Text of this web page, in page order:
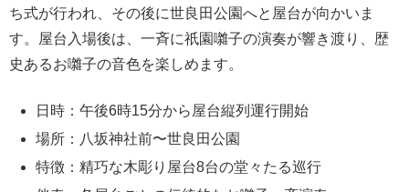
ち式が行われ、その後に世良田公園へと屋台が向かいま
す。屋台入場後は、一斉に祇園囃子の演奏が響き渡り、歴
史あるお囃子の音色を楽しめます。
日時：午後6時15分から屋台縦列運行開始
場所：八坂神社前〜世良田公園
特徴：精巧な木彫り屋台8台の堂々たる巡行